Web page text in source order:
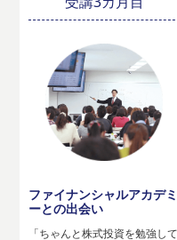
ファイナンシャルアカデミ
ーとの出会い
「ちゃんと株式投資を勉強して